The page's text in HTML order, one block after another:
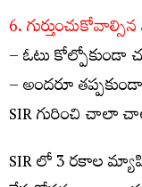
6.
– ఓటు కోల్పోకుండా
– అందరూ
SIR గురించి చాలా
SIR లో 3 రకాల